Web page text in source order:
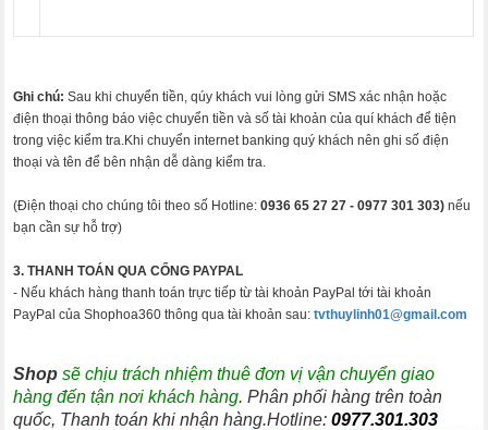
Ghi chú: Sau khi chuyển tiền, qúy khách vui lòng gửi SMS xác nhận hoặc
điện thoại thông báo việc chuyển tiền và số tài khoản của quí khách để tiện
trong việc kiểm tra.Khi chuyển internet banking quý khách nên ghi số điện
thoại và tên để bên nhận dễ dàng kiểm tra.
(Điện thoại cho chúng tôi theo số Hotline:0936 65 27 27 -0977 301 303) nếu
bạn cần sự hỗ trợ)
3. THANH TOÁN QUA CỔNG PAYPAL
- Nếu khách hàng thanh toán trực tiếp từ tài khoản PayPal tới tài khoản
PayPal của Shophoa360 thông qua tài khoản sau:tvthuylinh01@gmail.com
Shop sẽ chịu trách nhiệm thuê đơn vị vận chuyển giao
hàng đến tận nơi khách hàng. Phân phối hàng trên toàn
quốc, Thanh toán khi nhận hàng.Hotline:0977.301.303